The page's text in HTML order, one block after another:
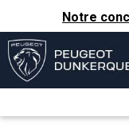
Notre
Concessions